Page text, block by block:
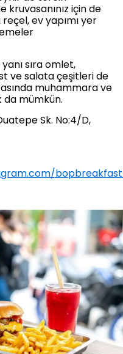
kruvasanınız için de
ev yapımı yer
sıra omlet,
ve salata çeşitleri de
muhammara ve
da mümkün.
Sk. No:4/D,